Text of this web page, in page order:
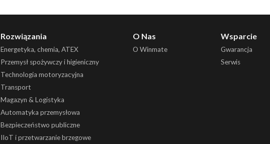
Rozwiązania
Energetyka, chemia, ATEX
Przemysł spożywczy i higieniczny
Technologia motoryzacyjna
Transport
Magazyn & Logistyka
Automatyka przemysłowa
Bezpieczeństwo publiczne
IIoT i przetwarzanie brzegowe
O Nas
O Winmate
Wsparcie
Gwarancja
Serwis